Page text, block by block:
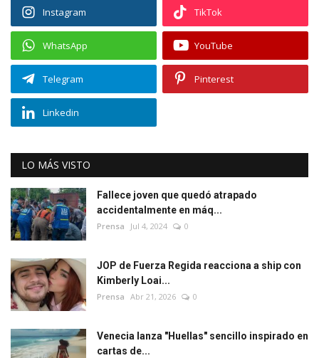
Instagram TikTok
WhatsApp YouTube
Telegram Pinterest
Linkedin
LO MÁS VISTO
Fallece joven que quedó atrapado
accidentalmente en máq...
Prensa Jul 4, 2024 0
JOP de Fuerza Regida reacciona a ship con
Kimberly Loai...
Prensa Abr 21, 2026 0
Venecia lanza "Huellas" sencillo inspirado en
cartas de...